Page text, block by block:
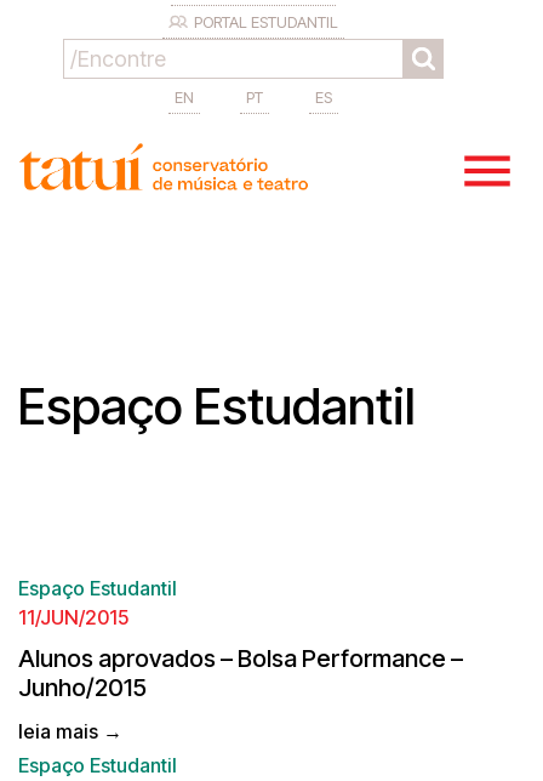
PORTAL ESTUDANTIL
EN PT ES
Espaço Estudantil
Espaço Estudantil
11/JUN/2015
Alunos aprovados – Bolsa Performance –
Junho/2015
leia mais →
Espaço Estudantil